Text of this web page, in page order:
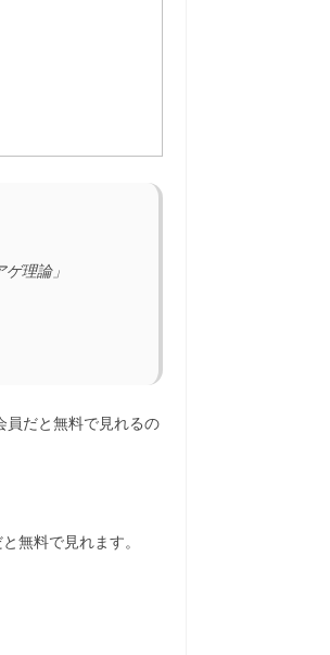
理論」
員だと無料で見れるの
無料で見れます。